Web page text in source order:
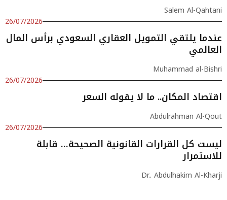
Salem Al-Qahtani
26/07/2026
عندما يلتقي التمويل العقاري السعودي برأس المال
العالمي
Muhammad al-Bishri
26/07/2026
اقتصاد المكان.. ما لا يقوله السعر
Abdulrahman Al-Qout
26/07/2026
ليست كل القرارات القانونية الصحيحة… قابلة
للاستمرار
Dr.. Abdulhakim Al-Kharji